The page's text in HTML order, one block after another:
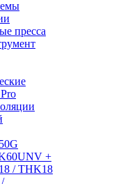
пресса
+
/ THK18